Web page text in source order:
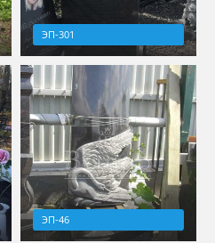
ЭП-301
ЭП-46